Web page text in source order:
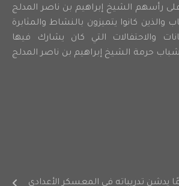
رأسهم الشيخ إبراهيم بن ناصر المدلج
كانوا يتميزون بالنشاط والمثابرة
والاحتفالات التي كان يشارك فيها
حرمة الشيخ إبراهيم بن ناصر المدلج
تحت 21 عامًا يدشن تدريباته في المعسكر الأعدادي